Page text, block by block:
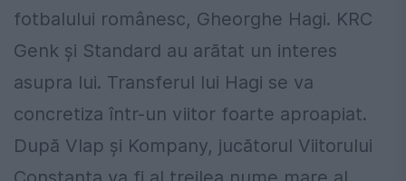
fotbalului românesc, Gheorghe Hagi. KRC
Genk şi Standard au arătat un interes
asupra lui. Transferul lui Hagi se va
concretiza într-un viitor foarte aproapiat.
După Vlap şi Kompany, jucătorul Viitorului